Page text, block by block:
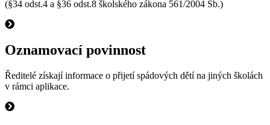
(§34 odst.4 a §36 odst.8 školského zákona 561/2004 Sb.)
Oznamovací povinnost
Ředitelé získají informace o přijetí spádových dětí na jiných školách
v rámci aplikace.